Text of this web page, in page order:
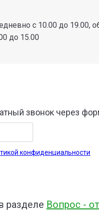
с 10.00 до 19.00,
до 15.00
звонок через
конфиденциальности
разделе Вопрос -